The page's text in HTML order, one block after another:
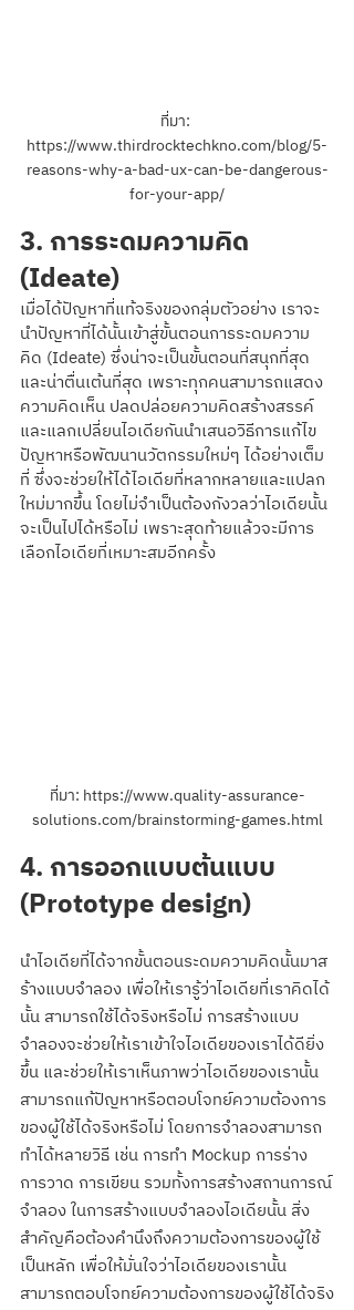
ที่มา:
https://www.thirdrocktechkno.com/blog/5-
reasons-why-a-bad-ux-can-be-dangerous-
for-your-app/
3. การระดมความคิด
(Ideate)
เมื่อได้ปัญหาที่แท้จริงของกลุ่มตัวอย่าง เราจะ
นำปัญหาที่ได้นั้นเข้าสู่ขั้นตอนการระดมความ
คิด (Ideate) ซึ่งน่าจะเป็นขั้นตอนที่สนุกที่สุด
และน่าตื่นเต้นที่สุด เพราะทุกคนสามารถแสดง
ความคิดเห็น ปลดปล่อยความคิดสร้างสรรค์
และแลกเปลี่ยนไอเดียกันนำเสนอวิธีการแก้ไข
ปัญหาหรือพัฒนานวัตกรรมใหม่ๆ ได้อย่างเต็ม
ที่ ซึ่งจะช่วยให้ได้ไอเดียที่หลากหลายและแปลก
ใหม่มากขึ้น โดยไม่จำเป็นต้องกังวลว่าไอเดียนั้น
จะเป็นไปได้หรือไม่ เพราะสุดท้ายแล้วจะมีการ
เลือกไอเดียที่เหมาะสมอีกครั้ง
ที่มา: https://www.quality-assurance-
solutions.com/brainstorming-games.html
4. การออกแบบต้นแบบ
(Prototype design)
นำไอเดียที่ได้จากขั้นตอนระดมความคิดนั้นมาส
ร้างแบบจำลอง เพื่อให้เรารู้ว่าไอเดียที่เราคิดได้
นั้น สามารถใช้ได้จริงหรือไม่ การสร้างแบบ
จำลองจะช่วยให้เราเข้าใจไอเดียของเราได้ดียิ่ง
ขึ้น และช่วยให้เราเห็นภาพว่าไอเดียของเรานั้น
สามารถแก้ปัญหาหรือตอบโจทย์ความต้องการ
ของผู้ใช้ได้จริงหรือไม่ โดยการจำลองสามารถ
ทำได้หลายวิธี เช่น การทำ Mockup การร่าง
การวาด การเขียน รวมทั้งการสร้างสถานการณ์
จำลอง ในการสร้างแบบจำลองไอเดียนั้น สิ่ง
สำคัญคือต้องคำนึงถึงความต้องการของผู้ใช้
เป็นหลัก เพื่อให้มั่นใจว่าไอเดียของเรานั้น
สามารถตอบโจทย์ความต้องการของผู้ใช้ได้จริง